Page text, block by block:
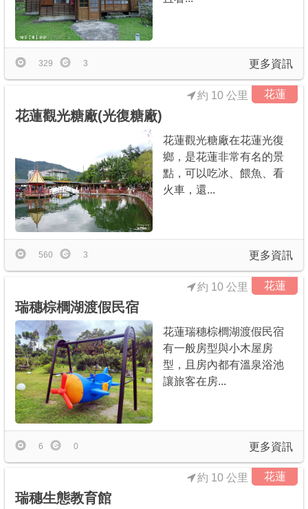
更多資訊
329 3
花蓮
約 10 公里
花蓮觀光糖廠(光復糖廠)
花蓮觀光糖廠在花蓮光復
鄉，是花蓮非常有名的景
點，可以吃冰、餵魚、看
火車，還...
更多資訊
560 3
花蓮
約 10 公里
瑞穗棕櫚湖渡假民宿
花蓮瑞穗棕櫚湖渡假民宿
有一般房型與小木屋房
型，且房內都有溫泉浴池
讓旅客在房...
更多資訊
6 0
花蓮
約 10 公里
瑞穗生態教育館